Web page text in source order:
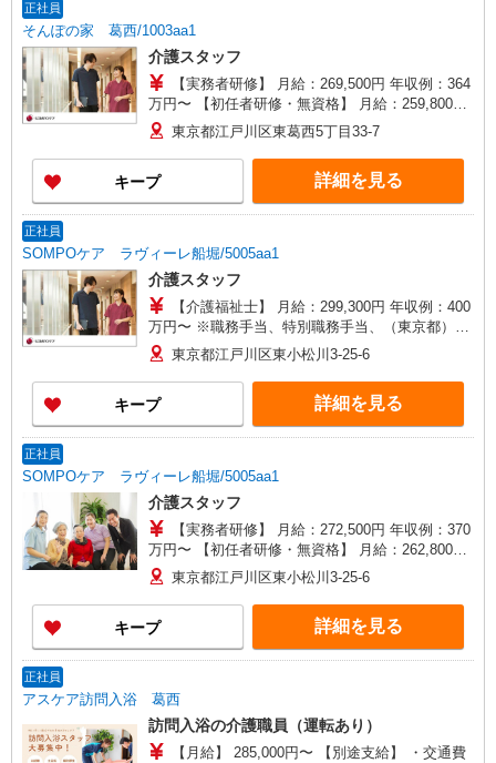
分〜）
正社員
そんぽの家 葛西/1003aa1
介護スタッフ
【実務者研修】 月給：269,500円 年収例：364
万円〜 【初任者研修・無資格】 月給：259,800円
年収例：351万円〜 ※職務手当、（東京都）居住
支援特別手当、働きがい向上手当、日祝手当（月
平均2回分）、夜勤手当（月平均5回分）等、毎月
平均的に支払われる手当を含みます。 ※居住支援
特別手当は勤続5年目までの方はさらに1万円支給
給 ◎残業時は別途時間外手当支給（超過1分〜）
東京都江戸川区東葛西5丁目33-7
キープ 詳細を見る
正社員
SOMPOケア ラヴィーレ船堀/5005aa1
介護スタッフ
【介護福祉士】 月給：299,300円 年収例：400
万円〜 ※職務手当、特別職務手当、（東京都）居
住支援特別手当、働きがい向上手当、日祝手当
（月平均2回分）、夜勤手当（月平均4回分）、深
夜勤手当（月平均2回）等、毎月平均的に支払われ
る手当を含みます。 ※居住支援特別手当は勤続5
年目までの方はさらに1万円支給（再入社は除く）
時間外手当支給（超過1分〜）
東京都江戸川区東小松川3-25-6
キープ 詳細を見る
正社員
SOMPOケア ラヴィーレ船堀/5005aa1
介護スタッフ
【実務者研修】 月給：272,500円 年収例：370
万円〜 【初任者研修・無資格】 月給：262,800円
年収例：355万円〜 ※職務手当、（東京都）居住
支援特別手当、日祝手当（月平均2回分）、夜勤手
当（月平均4回分）、深夜勤手当（月平均2回）
等、毎月平均的に支払われる手当を含みます。 ※
居住支援特別手当は勤続5年目までの方はさらに1
月分/年支給 ◎残業時は別途時間外手当支給（超過
1分〜）
東京都江戸川区東小松川3-25-6
キープ 詳細を見る
正社員
アスケア訪問入浴 葛西
訪問入浴の介護職員（運転あり）
【月給】 285,000円〜 【別途支給】 ・交通費